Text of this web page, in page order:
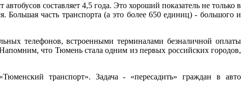
составляет 4,5 года. Это хороший показатель не только в
часть транспорта (а это более 650 единиц) - большого и
телефонов, встроенными терминалами безналичной оплаты
что Тюмень стала одним из первых российских городов,
транспорт». Задача - «пересадить» граждан в авто